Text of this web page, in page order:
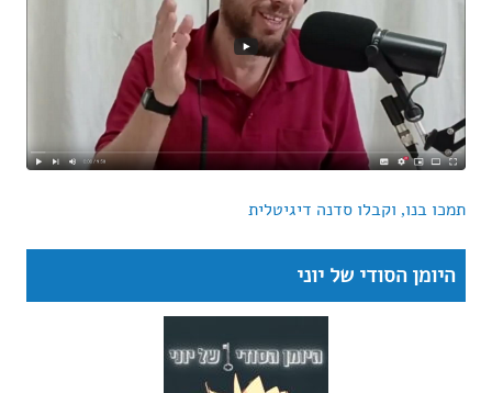
תמכו בנו, וקבלו סדנה דיגיטלית
היומן הסודי של יוני